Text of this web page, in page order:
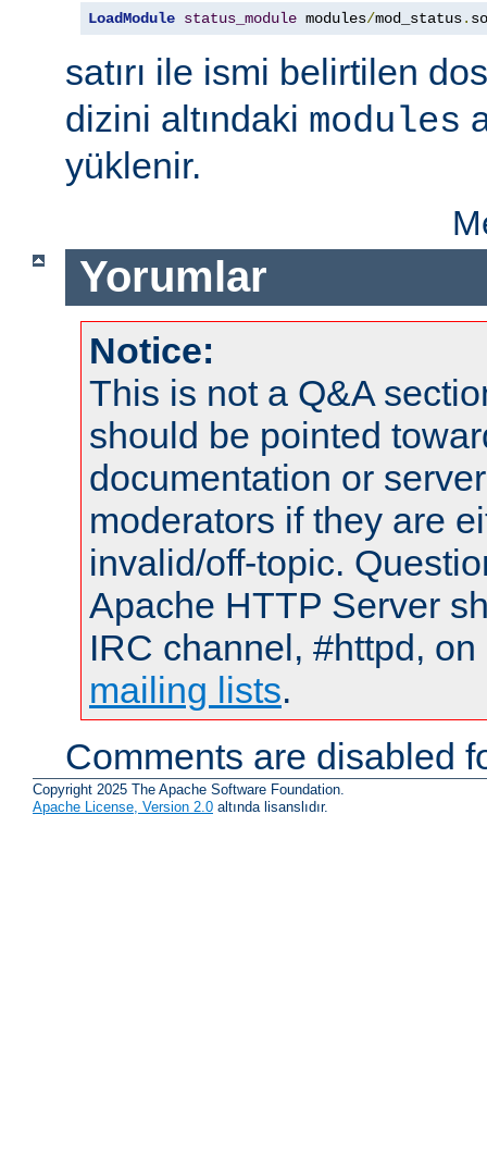
LoadModule status_module modules/mod_status. so
satırı ile ismi belirtilen
dizini altındaki modules
yüklenir.
Yorumlar
Notice:
This is not a Q&A
should be pointed
documentation or
moderators if they are
invalid/off-topic.
Apache HTTP Server
IRC channel, #httpd,
mailing lists.
Comments are disabled
Copyright 2025 The Apache Software Foundation.
Apache License, Version 2.0 altında lisanslıdır.